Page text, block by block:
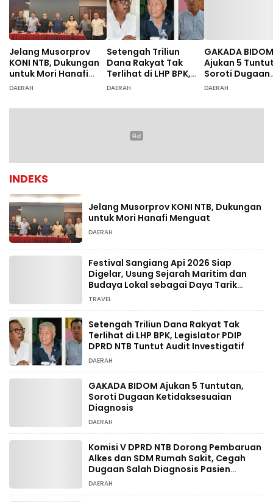
Jelang Musorprov
KONI NTB, Dukungan
untuk Mori Hanafi
Menguat
DAERAH
Setengah Triliun
Dana Rakyat Tak
Terlihat di LHP BPK,
Legislator PDIP DPRD
Investigatif
DAERAH
GAKADA BIDOM
Ajukan 5
Soroti Dugaan
DAERAH
INDEKS
Jelang Musorprov KONI NTB, Dukungan
untuk Mori Hanafi Menguat
DAERAH
Festival Sangiang Api 2026 Siap
Digelar, Usung Sejarah Maritim dan
Budaya Lokal sebagai Daya Tarik
Wisata
TRAVEL
Setengah Triliun Dana Rakyat Tak
Terlihat di LHP BPK, Legislator PDIP
DPRD NTB Tuntut Audit Investigatif
DAERAH
GAKADA BIDOM Ajukan 5 Tuntutan,
Soroti Dugaan Ketidaksesuaian
Diagnosis
DAERAH
Komisi V DPRD NTB Dorong Pembaruan
Alkes dan SDM Rumah Sakit, Cegah
Dugaan Salah Diagnosis Pasien
Rujukan Bima-Dompu
DAERAH